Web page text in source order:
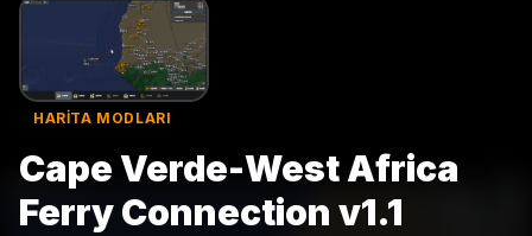
HARITA MODLARI
Cape Verde-West Africa
Ferry Connection v1.1